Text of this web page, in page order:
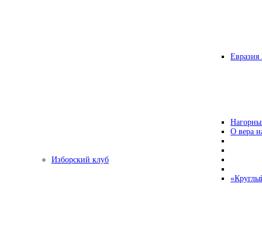
Евразия
О вера
Изборский клуб